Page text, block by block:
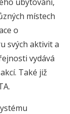
místech
o
svých aktivit a
vydává
Také již